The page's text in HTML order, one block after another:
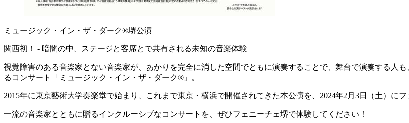
ミュージック・イン・ザ・ダーク®堺公演
関西初！ ‐ 暗闇の中、ステージと客席とで共有される未知の音楽体験
視覚障害のある音楽家とない音楽家が、あかりを完全に消した空間でともに演奏することで、舞台で演奏する人
るコンサート「ミュージック・イン・ザ・ダーク®」。
2015年に東京藝術大学奏楽堂で始まり、これまで東京・横浜で開催されてきた本公演を、2024年2月3日（土）にフ
一流の音楽家とともに贈るインクルーシブなコンサートを、ぜひフェニーチェ堺で体験してください！